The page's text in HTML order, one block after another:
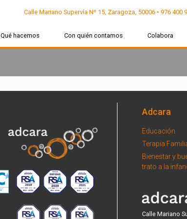
Calle Mariano Supervía Nº 15, Zaragoza, 50006 • 976 400
Qué hacemos Con quién contamos Colabora
Adcara
Educación
Terapia
Bienestar y
trato a la
Calle Mariano